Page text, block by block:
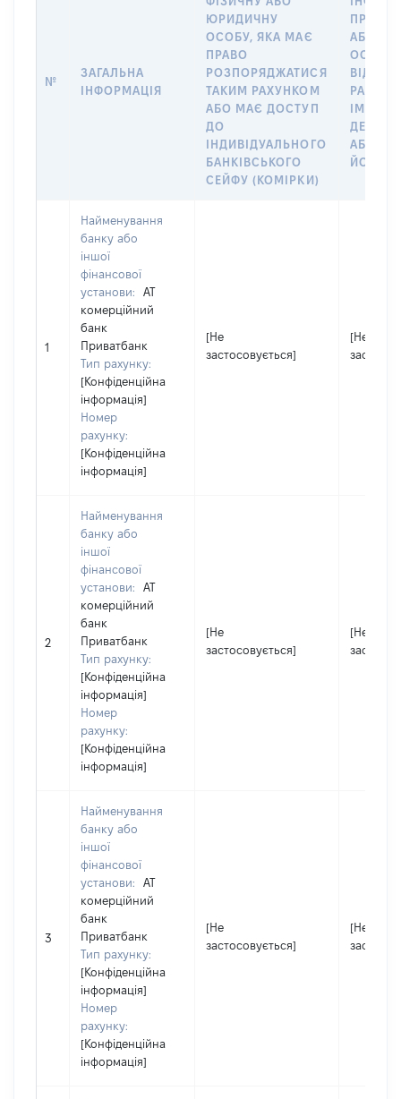
№
ЗАГАЛЬНА
ІНФОРМАЦІЯ
ЮРИДИЧНУ
ОСОБУ, ЯКА МАЄ
ПРАВО
РОЗПОРЯДЖАТИСЯ
ТАКИМ РАХУНКОМ
АБО МАЄ ДОСТУП
ДО
ІНДИВІДУАЛЬНОГО
БАНКІВСЬКОГО
СЕЙФУ (КОМІРКИ)
ПРО
АБО
ОСОБУ,
ІМ’Я
АБО
ЙОГО
1
Найменування
банку або
іншої
фінансової
установи:
АТ
комерційний
банк
Приватбанк
Тип рахунку:
[Конфіденційна
інформація]
Номер
рахунку:
[Конфіденційна
інформація]
[Не
застосовується]
[Не
2
Найменування
банку або
іншої
фінансової
установи:
АТ
комерційний
банк
Приватбанк
Тип рахунку:
[Конфіденційна
інформація]
Номер
рахунку:
[Конфіденційна
інформація]
[Не
застосовується]
[Не
3
Найменування
банку або
іншої
фінансової
установи:
АТ
комерційний
банк
Приватбанк
Тип рахунку:
[Конфіденційна
інформація]
Номер
рахунку:
[Конфіденційна
інформація]
[Не
застосовується]
[Не